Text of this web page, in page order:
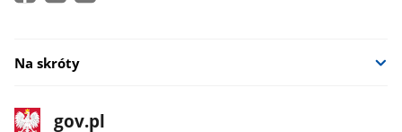
Na skróty
stopkaStrona
gov.pl